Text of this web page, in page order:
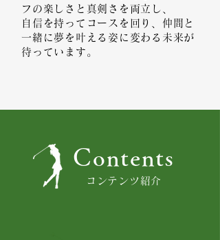
フの楽しさと真剣さを両立し、
自信を持ってコースを回り、仲間と
一緒に夢を叶える姿に変わる未来が
待っています。
コンテンツ紹介
Contents